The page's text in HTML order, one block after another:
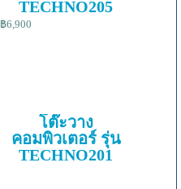
TECHNO205
฿6,900
โต๊ะวาง
คอมพิวเตอร์ รุ่น
TECHNO201